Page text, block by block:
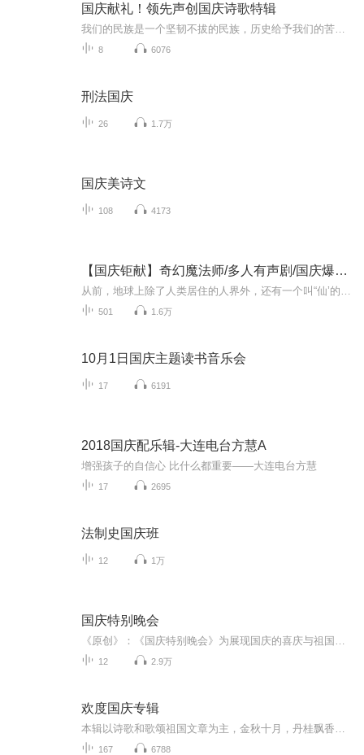
国庆献礼！领先声创国庆诗歌特辑
8 6076
刑法国庆
26 1.7万
国庆美诗文
108 4173
【国庆钜献】奇幻魔法师/多人有声剧/国庆爆更七天乐
501 1.6万
10月1日国庆主题读书音乐会
17 6191
2018国庆配乐辑-大连电台方慧A
增强孩子的自信心 比什么都重要——大连电台方慧
17 2695
法制史国庆班
12 1万
国庆特别晚会
12 2.9万
欢度国庆专辑
167 6788